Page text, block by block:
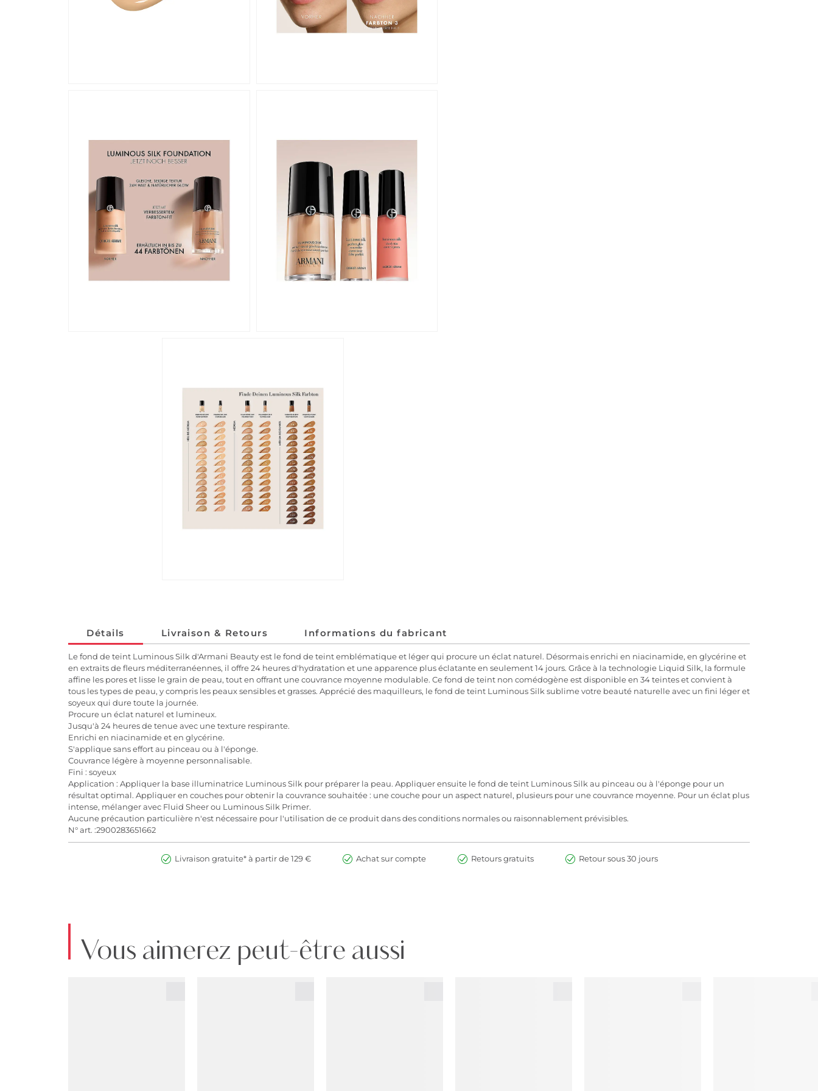
Détails Livraison & Retours Informations du fabricant
Le fond de teint Luminous Silk d'Armani Beauty est le fond de teint emblématique et léger qui procure un éclat naturel. Désormais enrichi en niacinamide, en glycérine et
en extraits de fleurs méditerranéennes, il offre 24 heures d'hydratation et une apparence plus éclatante en seulement 14 jours. Grâce à la technologie Liquid Silk, la formule
affine les pores et lisse le grain de peau, tout en offrant une couvrance moyenne modulable. Ce fond de teint non comédogène est disponible en 34 teintes et convient à
tous les types de peau, y compris les peaux sensibles et grasses. Apprécié des maquilleurs, le fond de teint Luminous Silk sublime votre beauté naturelle avec un fini léger et
soyeux qui dure toute la journée.
Procure un éclat naturel et lumineux.
Jusqu'à 24 heures de tenue avec une texture respirante.
Enrichi en niacinamide et en glycérine.
S'applique sans effort au pinceau ou à l'éponge.
Couvrance légère à moyenne personnalisable.
Fini : soyeux
Application : Appliquer la base illuminatrice Luminous Silk pour préparer la peau. Appliquer ensuite le fond de teint Luminous Silk au pinceau ou à l'éponge pour un
résultat optimal. Appliquer en couches pour obtenir la couvrance souhaitée : une couche pour un aspect naturel, plusieurs pour une couvrance moyenne. Pour un éclat plus
intense, mélanger avec Fluid Sheer ou Luminous Silk Primer.
Aucune précaution particulière n'est nécessaire pour l'utilisation de ce produit dans des conditions normales ou raisonnablement prévisibles.
N° art. :2900283651662
Livraison gratuite* à partir de 129 € Achat sur compte Retours gratuits Retour sous 30 jours
Vous aimerez peut-être aussi